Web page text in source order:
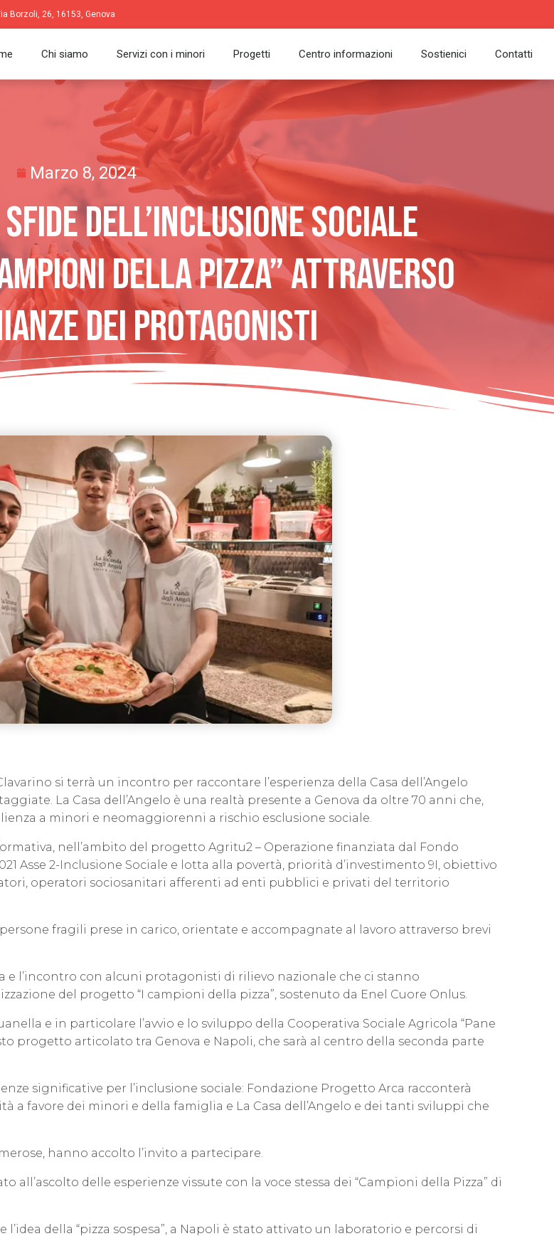
Borzoli, 26, 16153, Genova
Chi siamo Servizi con i minori Progetti Centro informazioni Sostienici Contatti
Marzo 8, 2024
Sfide Dell’inclusione Sociale
Della Pizza” Attraverso
Dei Protagonisti
si terrà un incontro per raccontare l’esperienza della Casa dell’Angelo
La Casa dell’Angelo è una realtà presente a Genova da oltre 70 anni che,
a minori e neomaggiorenni a rischio esclusione sociale.
nell’ambito del progetto Agritu2 – Operazione finanziata dal Fondo
Asse 2-Inclusione Sociale e lotta alla povertà, priorità d’investimento 9I, obiettivo
operatori sociosanitari afferenti ad enti pubblici e privati del territorio
fragili prese in carico, orientate e accompagnate al lavoro attraverso brevi
e l’incontro con alcuni protagonisti di rilievo nazionale che ci stanno
del progetto “I campioni della pizza”, sostenuto da Enel Cuore Onlus.
e in particolare l’avvio e lo sviluppo della Cooperativa Sociale Agricola “Pane
progetto articolato tra Genova e Napoli, che sarà al centro della seconda parte
significative per l’inclusione sociale: Fondazione Progetto Arca racconterà
a favore dei minori e della famiglia e La Casa dell’Angelo e dei tanti sviluppi che
hanno accolto l’invito a partecipare.
delle esperienze vissute con la voce stessa dei “Campioni della Pizza” di
della “pizza sospesa”, a Napoli è stato attivato un laboratorio e percorsi di